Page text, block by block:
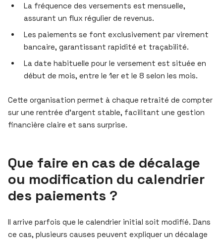
La fréquence des versements est mensuelle,
assurant un flux régulier de revenus.
Les paiements se font exclusivement par virement
bancaire, garantissant rapidité et traçabilité.
La date habituelle pour le versement est située en
début de mois, entre le 1er et le 8 selon les mois.
Cette organisation permet à chaque retraité de compter
sur une rentrée d’argent stable, facilitant une gestion
financière claire et sans surprise.
Que faire en cas de décalage
ou modification du calendrier
des paiements ?
Il arrive parfois que le calendrier initial soit modifié. Dans
ce cas, plusieurs causes peuvent expliquer un décalage